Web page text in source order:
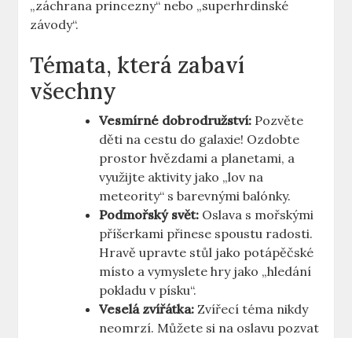
„záchrana princezny“ nebo „superhrdinské‍
závody“.
Témata, která zabaví
všechny
Vesmírné dobrodružství: Pozvěte
děti na cestu do galaxie! Ozdobte
prostor hvězdami a​ planetami, a
využijte aktivity jako „lov‍ na
meteority“ s barevnými balónky.
Podmořský svět: Oslava s‍ mořskými
příšerkami přinese spoustu radosti.
Hravě upravte‌ stůl jako potápěčské
místo‌ a vymyslete⁣ hry jako „hledání
pokladu v písku“.
Veselá zvířátka: Zvířecí ‌téma nikdy
neomrzí. Můžete si na oslavu pozvat